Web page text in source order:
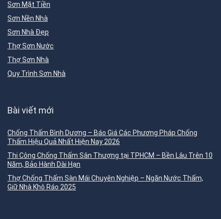
Sơn Mặt Tiền
Sơn Nền Nhà
Sơn Nhà Đẹp
Thợ Sơn Nước
Thợ Sơn Nhà
Quy Trình Sơn Nhà
Bài viết mới
Chống Thấm Bình Dương – Báo Giá Các Phương Pháp Chống
Thấm Hiệu Quả Nhất Hiện Nay 2026
Thi Công Chống Thấm Sân Thượng tại TPHCM – Bền Lâu Trên 10
Năm, Bảo Hành Dài Hạn
Thợ Chống Thấm Sàn Mái Chuyên Nghiệp – Ngăn Nước Thấm,
Giữ Nhà Khô Ráo 2025